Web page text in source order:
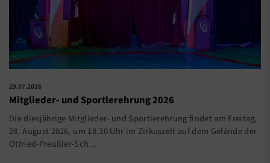
29.07.2026
Mitglieder- und Sportlerehrung 2026
Die diesjährige Mitglieder- und Sportlerehrung findet am Freitag,
28. August 2026, um 18.30 Uhr im Zirkuszelt auf dem Gelände der
Otfried-Preußler-Sch…